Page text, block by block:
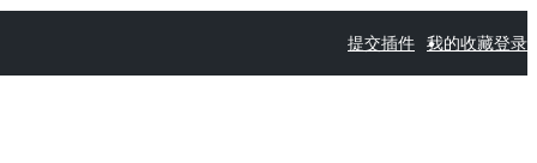
提交插件 我的收藏登录